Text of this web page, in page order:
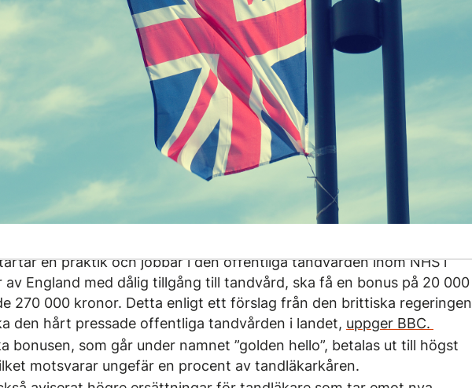
en praktik och jobbar i den offentliga tandvården inom NHS i
av England med dålig tillgång till tandvård, ska få en bonus på 20 000
270 000 kronor. Detta enligt ett förslag från den brittiska regeringen
den hårt pressade offentliga tandvården i landet, uppger BBC.
bonusen, som går under namnet ”golden hello”, betalas ut till högst
motsvarar ungefär en procent av tandläkarkåren.